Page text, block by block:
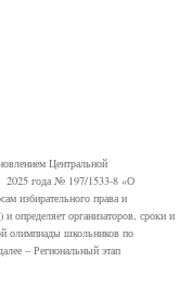
Центральной
2025 года № 197/1533-8 «О
избирательного права и
и определяет организаторов, сроки и
олимпиады школьников по
– Региональный этап